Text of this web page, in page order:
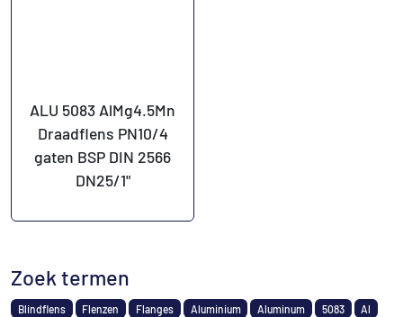
ALU 5083 AlMg4.5Mn
Draadflens PN10/4
gaten BSP DIN 2566
DN25/1"
Zoek termen
Blindflens Flenzen Flanges Aluminium Aluminum 5083
Al